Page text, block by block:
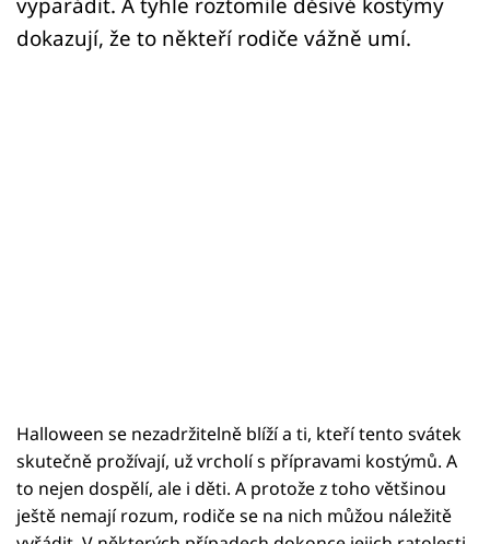
dokazují, že to někteří rodiče vážně umí.
Halloween se nezadržitelně blíží a ti, kteří tento svátek
skutečně prožívají, už vrcholí s přípravami kostýmů. A
to nejen dospělí, ale i děti. A protože z toho většinou
ještě nemají rozum, rodiče se na nich můžou náležitě